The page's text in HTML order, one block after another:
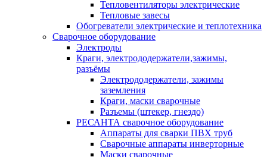
Тепловентиляторы электрические
Тепловые завесы
Обогреватели электрические и теплотехника
Сварочное оборудование
Электроды
Краги, электрододержатели,зажимы,
разъёмы
Электрододержатели, зажимы
заземления
Краги, маски сварочные
Разъемы (штекер, гнездо)
РЕСАНТА сварочное оборудование
Аппараты для сварки ПВХ труб
Сварочные аппараты инверторные
Маски сварочные